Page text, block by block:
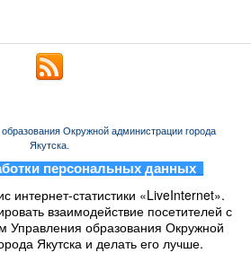
Окружной администрации города
Якутска.
персональных данных
интернет-статистики «LiveInternet».
взаимодействие посетителей с
Управления образования Окружной
Якутска и делать его лучше.